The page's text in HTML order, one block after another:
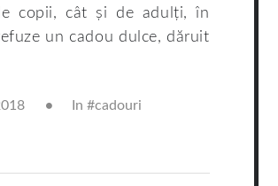
copii, cât și de adulți, în
un cadou dulce, dăruit
In #cadouri